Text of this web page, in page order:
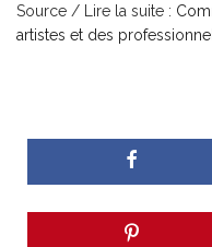
Source / Lire la suite :
artistes et des